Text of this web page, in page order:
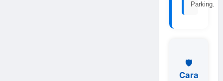
Parking.
🛡️
Cara